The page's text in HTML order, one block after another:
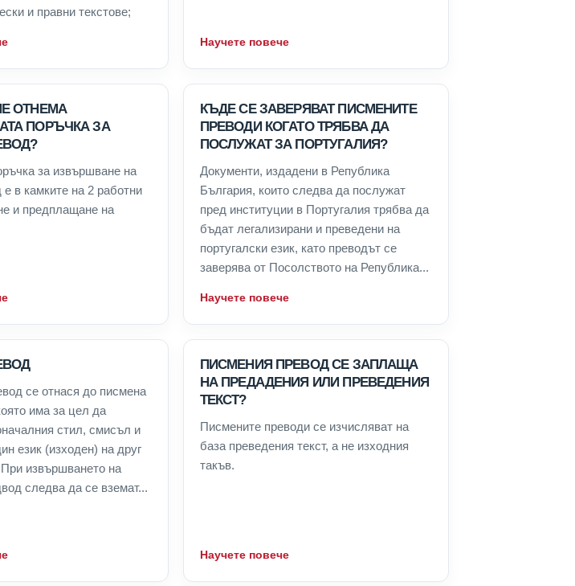
и правни текстове;
Научете повече
ОТНЕМА
ПОРЪЧКА ЗА
за извършване на
в камките на 2 работни
и предплащане на
КЪДЕ СЕ ЗАВЕРЯВАТ ПИСМЕНИТЕ
ПРЕВОДИ КОГАТО ТРЯБВА ДА
ПОСЛУЖАТ ЗА ПОРТУГАЛИЯ?
Документи, издадени в Република
България, които следва да послужат
пред институции в Португалия трябва да
бъдат легализирани и преведени на
португалски език, като преводът се
заверява от Посолството на Република...
Научете повече
се отнася до писмена
има за цел да
стил, смисъл и
език (изходен) на друг
извършването на
следва да се вземат...
ПИСМЕНИЯ ПРЕВОД СЕ ЗАПЛАЩА
НА ПРЕДАДЕНИЯ ИЛИ ПРЕВЕДЕНИЯ
ТЕКСТ?
Писмените преводи се изчисляват на
база преведения текст, а не изходния
такъв.
Научете повече